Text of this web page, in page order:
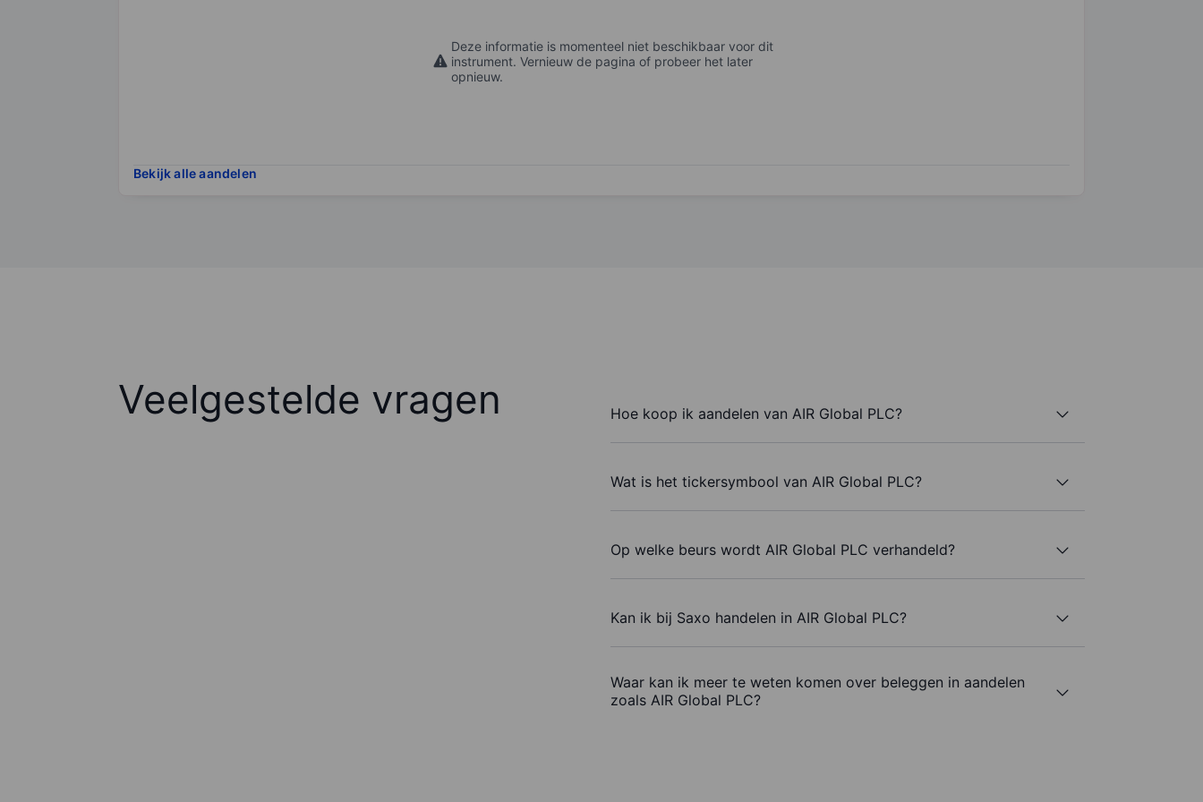
Deze informatie is momenteel niet beschikbaar voor dit
instrument. Vernieuw de pagina of probeer het later
opnieuw.
Bekijk alle aandelen
Veelgestelde vragen Hoe koop ik aandelen van AIR Global PLC?
Wat is het tickersymbool van AIR Global PLC?
Op welke beurs wordt AIR Global PLC verhandeld?
Kan ik bij Saxo handelen in AIR Global PLC?
Waar kan ik meer te weten komen over beleggen in aandelen
zoals AIR Global PLC?